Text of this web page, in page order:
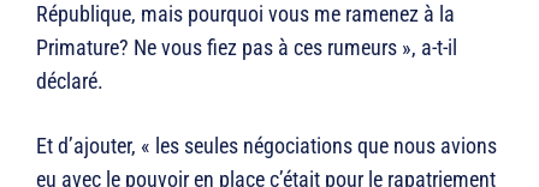
République, mais pourquoi vous me ramenez à la
Primature? Ne vous fiez pas à ces rumeurs », a-t-il
déclaré.
Et d’ajouter, « les seules négociations que nous avions
eu avec le pouvoir en place c’était pour le rapatriement